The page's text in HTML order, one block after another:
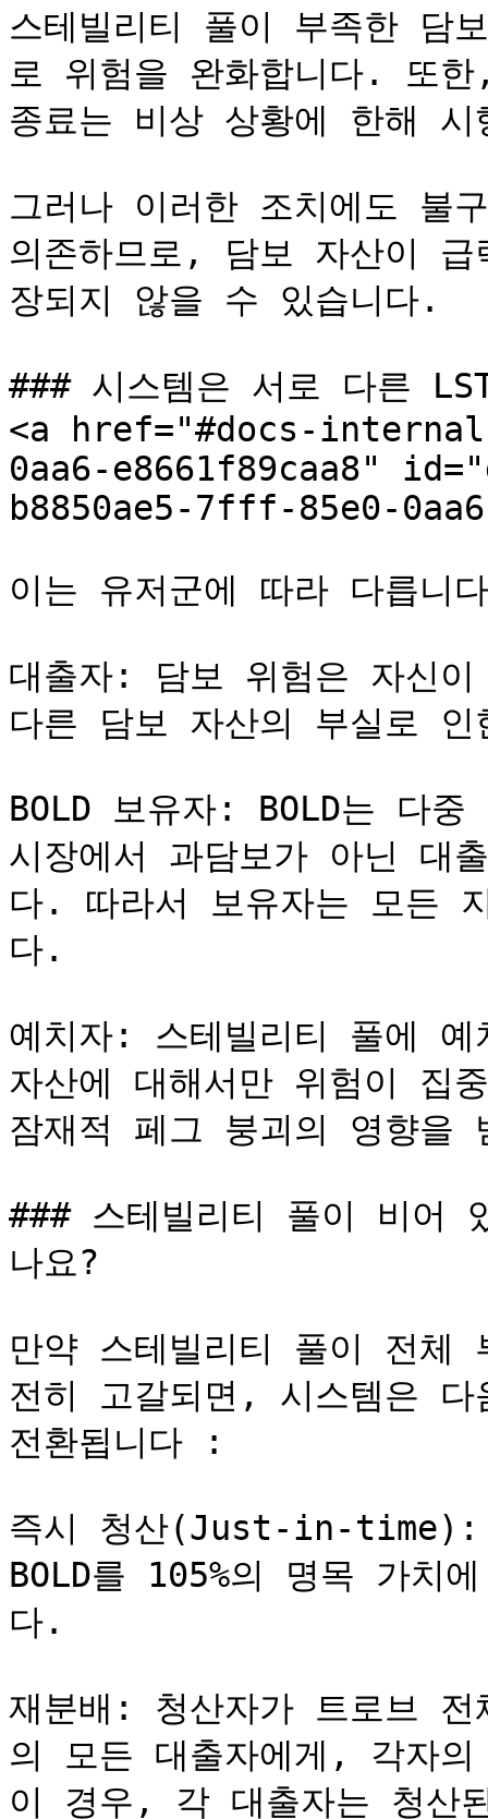
스테빌리티 풀이 부족한 담
로 위험을 완화합니다. 또
종료는 비상 상황에 한해 시
그러나 이러한 조치에도 불
의존하므로, 담보 자산이
장되지 않을 수 있습니다.
### 시스템은 서로 다른
<a href="#docs-
0aa6-e8661f89caa8"
b8850ae5-7fff-85e0-
이는 유저군에 따라 다릅니
대출자: 담보 위험은 자신
다른 담보 자산의 부실로
BOLD 보유자: BOLD는 다
시장에서 과담보가 아닌 대
다. 따라서 보유자는 모든
다.
예치자: 스테빌리티 풀에
자산에 대해서만 위험이 집
잠재적 페그 붕괴의 영향을
### 스테빌리티 풀이 비어
나요?
만약 스테빌리티 풀이 전체
전히 고갈되면, 시스템은
전환됩니다 :
즉시 청산(Just-in-time):
BOLD를 105%의 명목 가치
다.
재분배: 청산자가 트로브
의 모든 대출자에게, 각자
이 경우, 각 대출자는 청산